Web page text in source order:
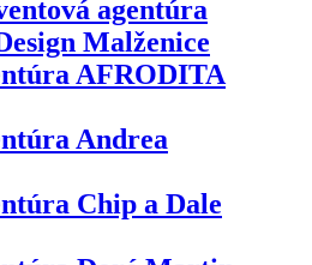
agentúra
Malženice
AFRODITA
Andrea
Chip a Dale